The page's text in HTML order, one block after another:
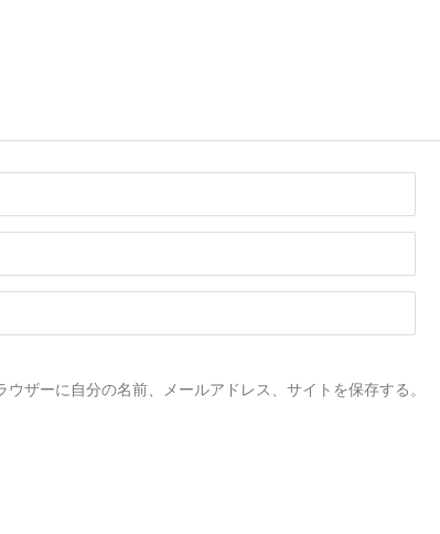
ザーに自分の名前、メールアドレス、サイトを保存する。